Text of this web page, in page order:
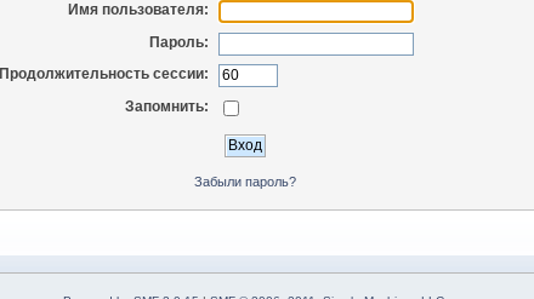
Имя пользователя:
Пароль:
Продолжительность сессии:
Запомнить:
Забыли пароль?